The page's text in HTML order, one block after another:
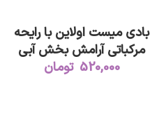
بادی میست اولاین با رایحه
مرکباتی آرامش بخش آبی
520,000 تومان